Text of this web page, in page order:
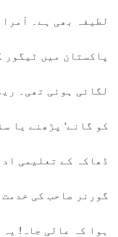
لطیفہ بھی ہے۔
پاکستان میں ٹیگور
لگائی ہوئی تھی۔
کو گانے‘ پڑھنے یا
ڈھاکہ کے تعلیمی
گورنر صاحب کی
ہوا کہ عالی جاہ!